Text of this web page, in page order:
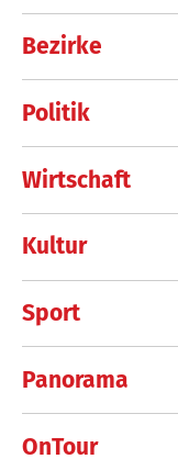
Bezirke
Politik
Wirtschaft
Kultur
Sport
Panorama
OnTour